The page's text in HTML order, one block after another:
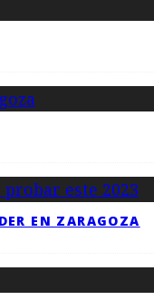
EN ZARAGOZA